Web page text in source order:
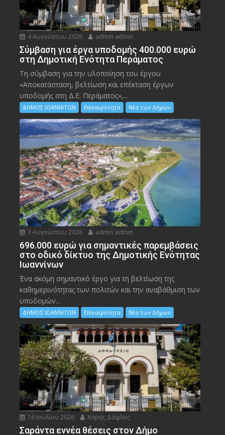
4 Αυγούστου 2026 admin admin
Σύμβαση για έργα υποδομής 400.000 ευρώ
στη Δημοτική Ενότητα Περάματος
Τη σύμβαση για την υλοποίηση του έργου
«Αποκατάσταση, βελτίωση και επέκταση έργων
υποδομής στη Δ.Ε. Περάματος»,...
ΔΗΜΟΣ ΙΩΑΝΝΙΤΩΝ Επικαιρότητα Νέα των Δήμων
3 Αυγούστου 2026 admin admin
696.000 ευρώ για σημαντικές παρεμβάσεις
στο οδικό δίκτυο της Δημοτικής Ενότητας
Ιωαννίνων
Ένα ακόμη σημαντικό έργο για τη βελτίωση της
καθημερινότητας των πολιτών και την αναβάθμιση των
υποδομών...
ΔΗΜΟΣ ΙΩΑΝΝΙΤΩΝ Επικαιρότητα Νέα των Δήμων
16 Ιουλίου 2026 Χάρης Δάφλος
Σαράντα εννέα θέσεις στον Δήμο